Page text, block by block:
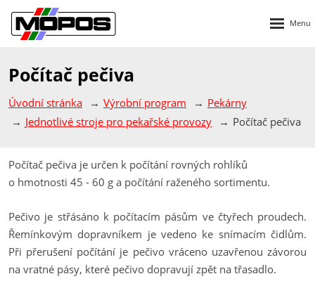
Počítač pečiva
Úvodní stránka Výrobní program
Pekárny
Jednotlivé stroje pro pekařské provozy
Počítač pečiva
Počítač pečiva je určen k počítání rovných rohlíků
o hmotnosti 45 - 60 g a počítání raženého sortimentu.
Pečivo je střásáno k počítacím pásům ve čtyřech proudech.
Řemínkovým dopravníkem je vedeno ke snímacím čidlům.
Při přerušení počítání je pečivo vráceno uzavřenou závorou
na vratné pásy, které pečivo dopravují zpět na třasadlo.